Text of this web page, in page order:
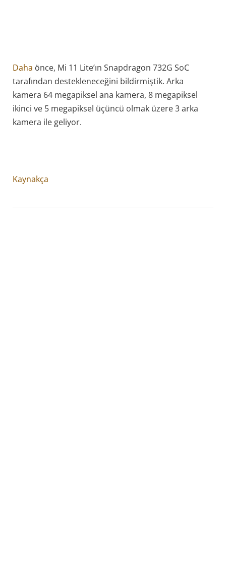
Daha önce, Mi 11 Lite’ın Snapdragon 732G SoC
tarafından destekleneceğini bildirmiştik. Arka
kamera 64 megapiksel ana kamera, 8 megapiksel
ikinci ve 5 megapiksel üçüncü olmak üzere 3 arka
kamera ile geliyor.
Kaynakça